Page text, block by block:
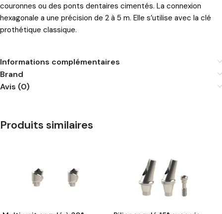
couronnes ou des ponts dentaires cimentés. La connexion
hexagonale a une précision de 2 à 5 m. Elle s’utilise avec la clé
prothétique classique.
Informations complémentaires
Brand
Avis (0)
Produits similaires